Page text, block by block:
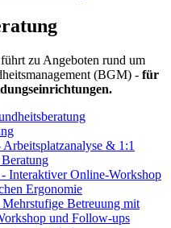
führt zu Angeboten rund um
(BGM) - für
Arbeitsplatzanalyse & 1:1
Interaktiver Online-Workshop
Ergonomie
Betreuung mit
und Follow-ups